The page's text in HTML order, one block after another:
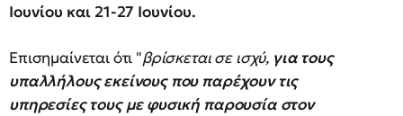
Ιουνίου και 21-27 Ιουνίου.
Επισημαίνεται ότι "βρίσκεται σε ισχύ, για τους
υπαλλήλους εκείνους που παρέχουν τις
υπηρεσίες τους με φυσική παρουσία στον